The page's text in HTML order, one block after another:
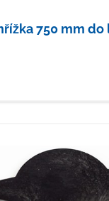
750 mm do